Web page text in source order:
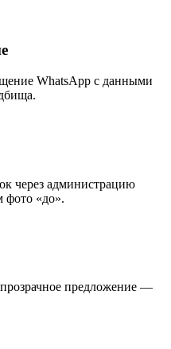
WhatsApp с данными
через администрацию
фото «до».
предложение —